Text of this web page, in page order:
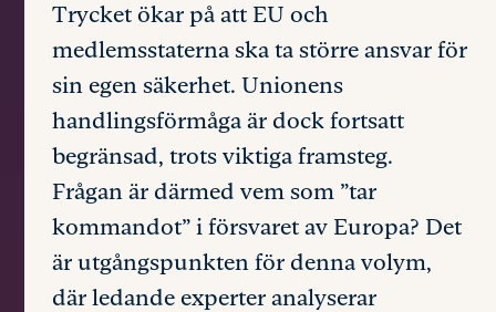
Trycket ökar på att EU och
medlemsstaterna ska ta större ansvar för
sin egen säkerhet. Unionens
handlingsförmåga är dock fortsatt
begränsad, trots viktiga framsteg.
Frågan är därmed vem som ”tar
kommandot” i försvaret av Europa? Det
är utgångspunkten för denna volym,
där ledande experter analyserar